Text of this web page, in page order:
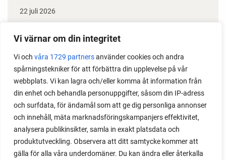
Vi värnar om din integritet
Vi och våra 1729 partnersanvänder cookies och andra
spårningstekniker för att förbättra din upplevelse på vår
webbplats. Vi kan lagra och/eller komma åt information från
din enhet och behandla personuppgifter, såsom din IP-adress
och surfdata, för ändamål som att ge dig personliga annonser
och innehåll, mäta marknadsföringskampanjers effektivitet,
analysera publikinsikter, samla in exakt platsdata och
produktutveckling. Observera att ditt samtycke kommer att
gälla för alla våra underdomäner. Du kan ändra eller återkalla
22 juli 2026
växter i en pallkrage tillsammans med andra växter.
Perfekt om du vill odla mycket i på liten yta.